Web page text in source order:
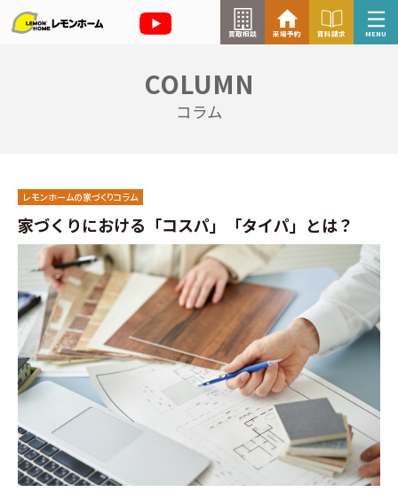
買取相談 来場予約 資料請求 MENU
来場予約はこちら
資料請求はこちら
イベント情報
お知らせ
コラム
施工事例
お客様の声
COLUMN
コラム
レモンホームの家づくりコラム
家づくりにおける「コスパ」「タイパ」とは？